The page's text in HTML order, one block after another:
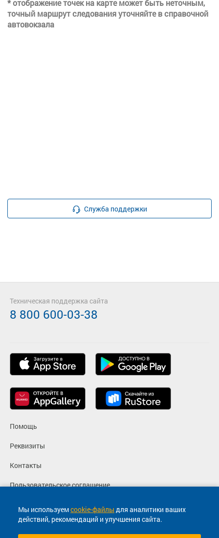
* отображение точек на карте может быть неточным,
точный маршрут следования уточняйте в справочной
автовокзала
Служба поддержки
Мы используемcookie-файлы для аналитики ваших
действий, рекомендаций и улучшения сайта.
Помощь
Реквизиты
Контакты
Пользовательское соглашение
Политика конфиденциальности
Согласие на маркетинговые сообщения
Техническая поддержка сайта
8 800 600-03-38